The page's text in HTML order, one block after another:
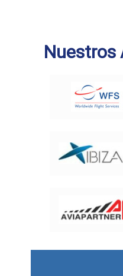
Nuestros